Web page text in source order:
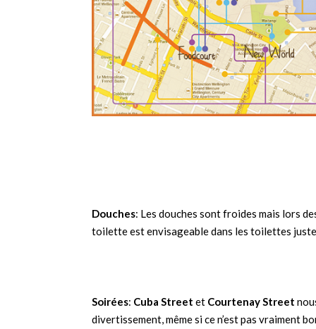
Douches: Les douches sont froides mais lors
toilette est envisageable dans les toilettes
Soirées: Cuba Street et Courtenay Street
divertissement, même si ce n’est pas vraiment